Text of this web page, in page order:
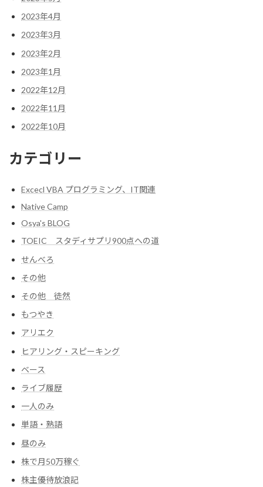
2023年4月
2023年3月
2023年2月
2023年1月
2022年12月
2022年11月
2022年10月
カテゴリー
Excecl VBA プログラミング、IT関連
Native Camp
Osya's BLOG
TOEIC スタディサプリ900点への道
せんべろ
その他
その他 徒然
もつやき
アリエク
ヒアリング・スピーキング
ベース
ライブ履歴
一人のみ
単語・熟語
昼のみ
株で月50万稼ぐ
株主優待放浪記